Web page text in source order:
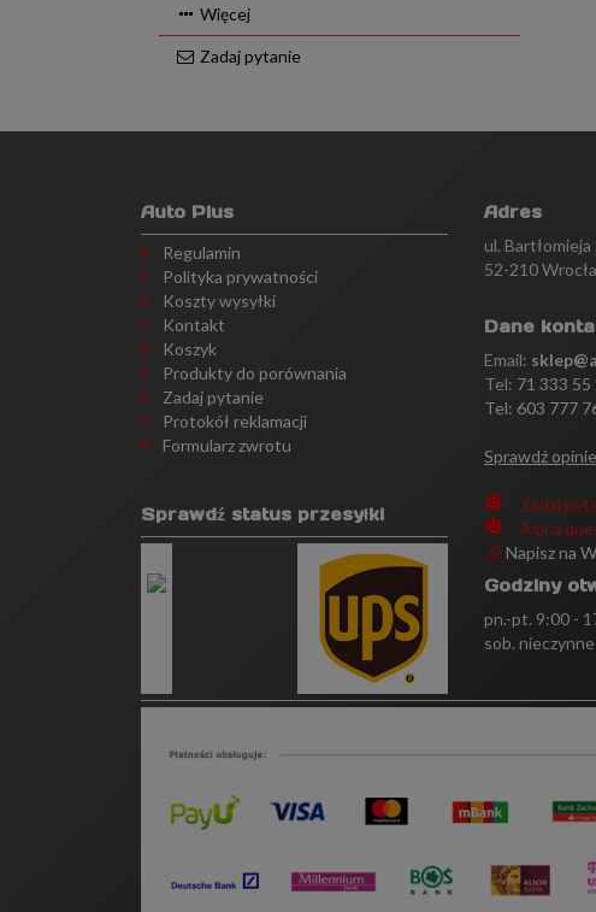
Więcej
Zadaj pytanie
Auto Plus
Regulamin
Polityka prywatności
Koszty wysyłki
Kontakt
Koszyk
Produkty do porównania
Zadaj pytanie
Protokół reklamacji
Formularz zwrotu
Sprawdź status przesyłki
Adres
ul.
52-210
Dane
Email:
Tel: 71 333 55
Tel: 603 777
Sprawdź
Zadaj
Ask a
Napisz na
Godziny
pn.-pt. 9:00 -
sob. nieczynne